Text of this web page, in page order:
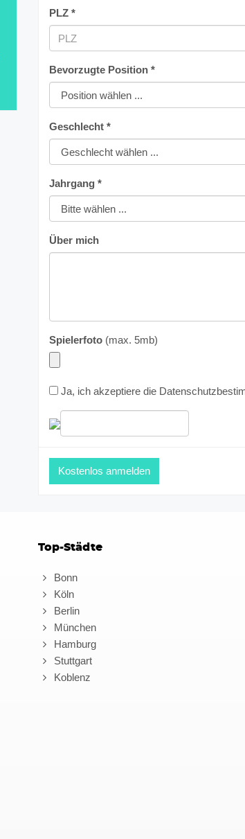
PLZ *
Bevorzugte Position *
Geschlecht *
Jahrgang *
Über mich
Spielerfoto (max. 5mb)
Ja, ich akzeptiere die
Top-Städte
Bonn
Köln
Berlin
München
Hamburg
Stuttgart
Koblenz